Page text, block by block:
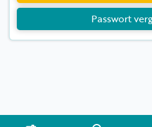
Passwort